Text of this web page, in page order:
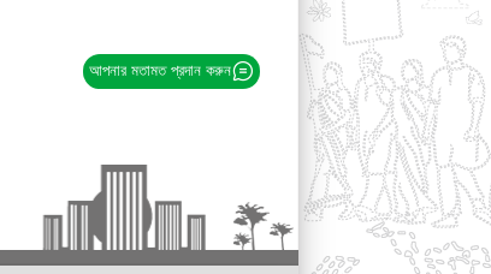
আপনার মতামত প্রদান করুন